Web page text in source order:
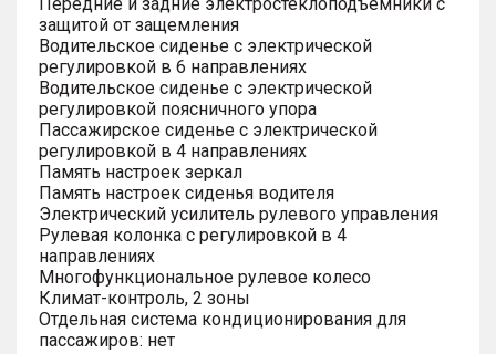
защитой от защемления
Водительское сиденье с электрической
регулировкой в 6 направлениях
Водительское сиденье с электрической
регулировкой поясничного упора
Пассажирское сиденье с электрической
регулировкой в 4 направлениях
Память настроек зеркал
Память настроек сиденья водителя
Электрический усилитель рулевого управления
Рулевая колонка с регулировкой в 4
направлениях
Многофункциональное рулевое колесо
Климат-контроль, 2 зоны
Отдельная система кондиционирования для
пассажиров: нет